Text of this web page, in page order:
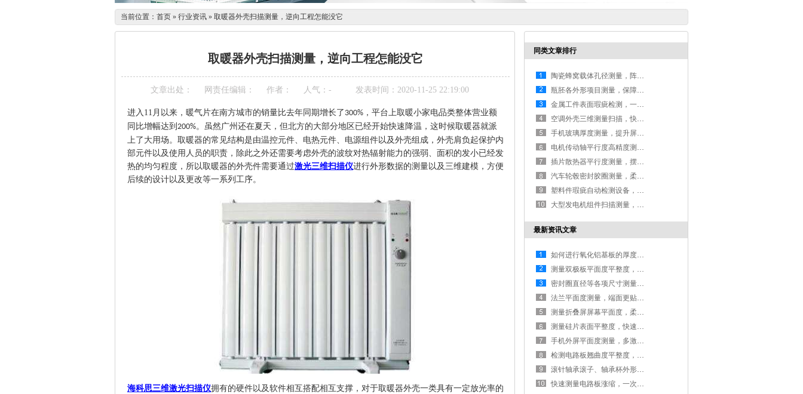
当前位置： 首页 » 行业资讯 » 取暖器外壳扫描测量，逆向工程怎能没它
取暖器外壳扫描测量，逆向工程怎能没它
文章出处： 网责任编辑： 作者： 人气： - 发表时间：2020-11-25 22:19:00
进入 11 月以来，暖气片在南方城市的销量比去年同期增长了 300% ，平台上取暖小家电品类整体营业额
同比增幅达到 200%。 虽然广州还在夏天，但北方的大部分地区已经开始快速降温，这时候取暖器就派
上了大用场。取暖器的常见结构是由温控元件、电热元件、电源组件以及外壳组成，外壳肩负起保护内
部元件以及使用人员的职责，除此之外还需要考虑外壳的波纹对热辐射能力的强弱、面积的发小已经发
热的均匀程度，所以取暖器的外壳件需要通过激光三维扫描仪进行外形数据的测量以及三维建模，方便
后续的设计以及更改等一系列工序。
海科思三维激光扫描仪拥有的硬件以及软件相互搭配相互支撑，对于取暖器外壳一类具有一定放光率的
同类文章排行
陶瓷蜂窝载体孔径测量，阵列功能一键完成多孔结构测量
瓶胚各外形项目测量，保障塑形良品率
金属工件表面瑕疵检测，一台设备自动完成
空调外壳三维测量扫描，快速辅助工业设计
手机玻璃厚度测量，提升屏下摄像头成像素质
电机传动轴平行度高精度测量，减少安全隐患
插片散热器平行度测量，摆脱因韧性出现的数据不准确|影像测量仪
汽车轮毂密封胶圈测量，柔性工件一机完成|自动影像测量仪
塑料件瑕疵自动检测设备，可配合流水线实现自动化生产
大型发电机组件扫描测量，三维建模方便快捷
最新资讯文章
如何进行氧化铝基板的厚度测量
测量双极板平面度平整度，多层双极板更贴合
密封圈直径等各项尺寸测量，一键高效高精度完成测量
法兰平面度测量，端面更贴合|平面度测量仪
测量折叠屏屏幕平面度，柔性材料同样适用
测量硅片表面平整度，快速测量且不留测量痕迹
手机外屏平面度测量，多激光提升高精度
检测电路板翘曲度平整度，保障贴片快速进行
滚针轴承滚子、轴承杯外形尺寸高精度测量
快速测量电路板涨缩，一次元秒速完成